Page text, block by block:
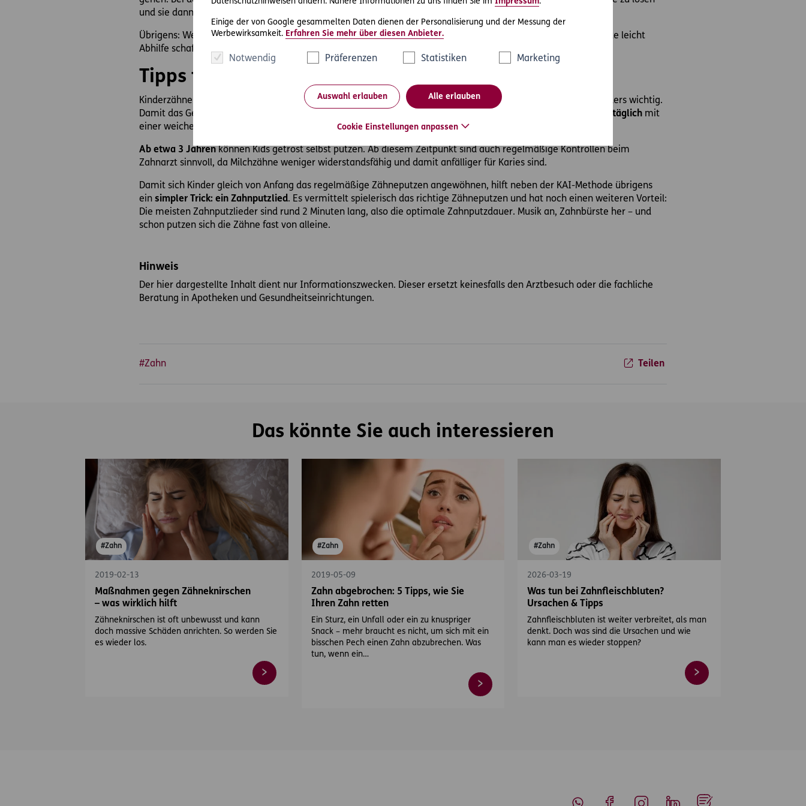
Einige der von Google gesammelten Daten dienen der Personalisierung und der Messung der
Werbewirksamkeit. Erfahren Sie mehr über diesen Anbieter.
Notwendig Präferenzen Statistiken Marketing
Auswahl erlauben Alle erlauben
Cookie Einstellungen anpassen
und sie dann mit Wischbewegungen zu entfernen.
Übrigens: Wenn Ihnen all diese Techniken kompliziert erscheinen, können Sie mit einer elektrischen Zahnbürste leicht
Abhilfe schaffen. Sie vereint die wichtigsten Elemente, ohne dass man selbst noch viel zusätzlich tun muss.
Tipps für die Zahnpflege bei Kindern
Kinderzähne sind empfindlich, daher ist eine gewissenhafte Zahnreinigung im Baby- und Kleinkindalter besonders wichtig.
Damit das Gebiss dauerhaft gesund bleibt, sollte bei
mindestens einmal täglich mit
einer weichen Bürste oder einem Wattestäbchen und etwas Kinderzahnpasta gereinigt werden.
Ab etwa 3 Jahren können Kids getrost selbst putzen. Ab diesem Zeitpunkt sind auch regelmäßige Kontrollen beim
Zahnarzt sinnvoll, da Milchzähne weniger widerstandsfähig und damit anfälliger für Karies sind.
Damit sich Kinder gleich von Anfang das regelmäßige Zähneputzen angewöhnen, hilft neben der KAI-Methode übrigens
ein simpler Trick: ein Zahnputzlied. Es vermittelt spielerisch das richtige Zähneputzen und hat noch einen weiteren Vorteil:
Die meisten Zahnputzlieder sind rund 2 Minuten lang, also die optimale Zahnputzdauer. Musik an, Zahnbürste her – und
schon putzen sich die Zähne fast von alleine.
Hinweis
Der hier dargestellte Inhalt dient nur Informationszwecken. Dieser ersetzt keinesfalls den Arztbesuch oder die fachliche
Beratung in Apotheken und Gesundheitseinrichtungen.
#Zahn Teilen
Das könnte Sie auch interessieren
#Zahn
2019-02-13
Maßnahmen gegen Zähneknirschen
– was wirklich hilft
Zähneknirschen ist oft unbewusst und kann
doch massive Schäden anrichten. So werden Sie
es wieder los.
#Zahn
2019-05-09
Zahn abgebrochen: 5 Tipps, wie Sie
Ihren Zahn retten
Ein Sturz, ein Unfall oder ein zu knuspriger
Snack – mehr braucht es nicht, um sich mit ein
bisschen Pech einen Zahn abzubrechen. Was
tun, wenn ein…
#Zahn
2026-03-19
Was tun bei Zahnfleischbluten?
Ursachen & Tipps
Zahnfleischbluten ist weiter verbreitet, als man
denkt. Doch was sind die Ursachen und wie
kann man es wieder stoppen?